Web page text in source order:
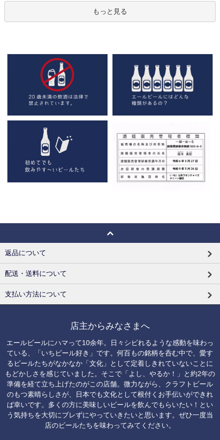
もっと見る
返品について
配送・送料について
支払い方法について
店主からみなさまへ
エールビールにハマって10余年。日々シビれるような感動を味わっ
ている、「いちビール好き」です。何百もの銘柄を呑む中で、愛す
るビールたちがなかなか「文化」として定着しきれていないことに
もどかしさを感じていました。そこで「よし、やるか！」と約2年の
準備を経て立ち上げたのがこの店舗。微力ながら、クラフトビール
のもつ素晴らしさが、日本でも文化として根付くお手伝いができれ
ば幸いです。多くの方に美味しいビールを飲んでもらいたい！とい
う気持ちを大切にブレずにやっていきたいと思います。ぜひ一度当
店のビールたちを味わってみてください。